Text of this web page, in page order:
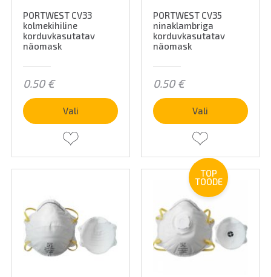
PORTWEST CV33
kolmekihiline
korduvkasutatav
näomask
0.50€
Vali
PORTWEST CV35
ninaklambriga
korduvkasutatav
näomask
0.50€
Vali
TOP
TOODE